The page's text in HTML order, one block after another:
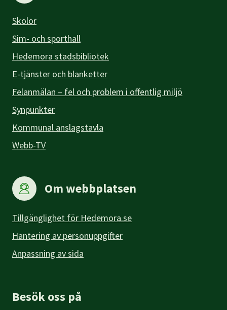
Skolor
Sim- och sporthall
Hedemora stadsbibliotek
E-tjänster och blanketter
Felanmälan – fel och problem i offentlig miljö
Synpunkter
Kommunal anslagstavla
Webb-TV
Om webbplatsen
Tillgänglighet för Hedemora.se
Hantering av personuppgifter
Anpassning av sida
Besök oss på